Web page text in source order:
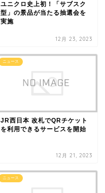
ユニクロ史上初！「サブスク
型」の景品が当たる抽選会を
実施
12月 23, 2023
ニュース
JR西日本 改札でQRチケット
を利用できるサービスを開始
12月 21, 2023
ニュース